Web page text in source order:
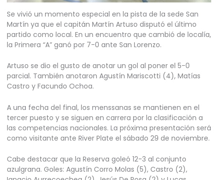
Se vivió un momento especial en la pista de la sede San
Martín ya que el capitán Martín Artuso disputó el último
partido como local. En un encuentro que cambió de localía,
la Primera “A” ganó por 7-0 ante San Lorenzo.
Artuso se dio el gusto de anotar un gol al poner el 5-0
parcial. También anotaron Agustín Mariscotti (4), Matías
Castro y Facundo Ochoa.
A una fecha del final, los menssanas se mantienen en el
tercer puesto y se siguen en carrera por la clasificación a
las competencias nacionales. La próxima presentación será
como visitante ante River Plate el sábado 29 de noviembre.
Cabe destacar que la Reserva goleó 12-3 al conjunto
azulgrana. Goles: Agustín Corro Molas (5), Castro (2),